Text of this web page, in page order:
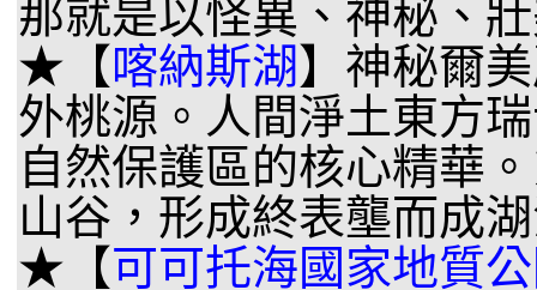
那就是以怪異、神秘、
★【 喀納斯湖 】神秘爾
外桃源。人間淨土東方
自然保護區的核心精華
山谷，形成終表壟而成
★【可可托海國家地質